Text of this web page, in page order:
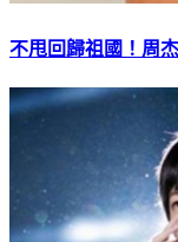
不甩回歸祖國！周